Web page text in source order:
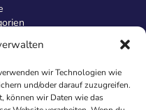
wir Technologien wie
und/oder darauf zuzugreifen.
können wir Daten wie das